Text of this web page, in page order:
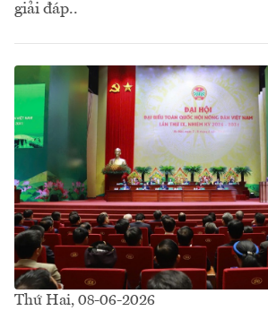
giải đáp..
Thứ Hai, 08-06-2026